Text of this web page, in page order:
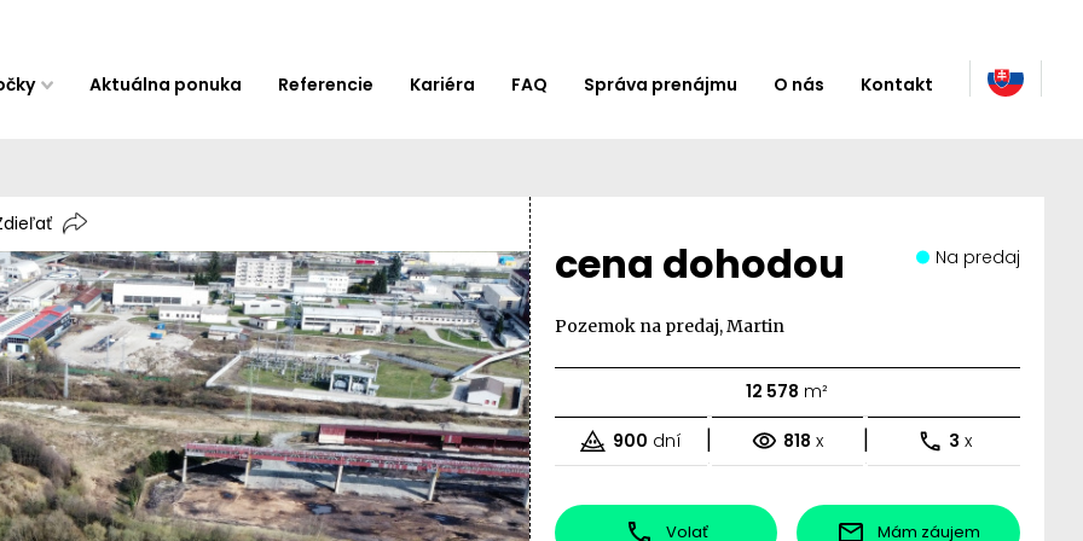
Aktuálna ponuka Referencie Kariéra FAQ Správa prenájmu O nás Kontakt
cena dohodou Na predaj
Pozemok na predaj, Martin
12 578 m²
900 dní | 818 x | 3 x
Volať Mám záujem